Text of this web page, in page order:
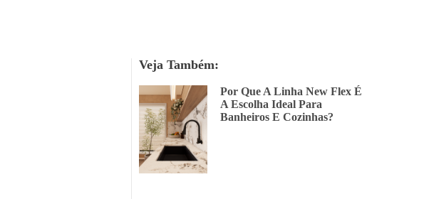
Veja Também:
Por Que A Linha New Flex É
A Escolha Ideal Para
Banheiros E Cozinhas?